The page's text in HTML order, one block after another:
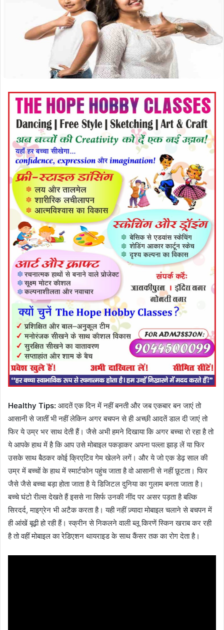
Healthy Tips: आदतें एक दिन में नहीं बनती और जब एकबार बन जाएं तो
आसानी से जातीं भी नहीं लेकिन अगर बचपन से ही अच्छी आदतें डाल दी जाएं तो
फिर ये उम्र भर साथ देती हैं। जैसे अभी हमने दिखाया कि अगर बच्चा रो रहा है तो
ये आपके हाथ में है कि आप उसे मोबाइल पकड़ाकर अपना पल्ला झाड़ लें या फिर
उसके साथ बैठकर कोई क्रिएटिव गेम खेलने लगें। और ये जो एक डेढ़ साल की
उम्र में बच्चों के हाथ में स्मार्टफोन पहुंच जाता है वो आसानी से नहीं छूटता। फिर
जैसे जैसे बच्चा बड़ा होता जाता है ये डिजिटल दुनिया का गुलाम बनता जाता है।
बच्चे घंटो रील्स देखते हैं इससे ना सिर्फ उनकी नींद पर असर पड़ता है बल्कि
सिरदर्द, माइग्रेन भी अटैक करता है। यही नहीं ज़्यादा मोबाइल चलाने से बचपन में
ही आंखें बूढ़ी हो रही हैं। स्क्रीन से निकलने वाली ब्लू किरणें स्किन खराब कर रही
है तो वहीं मोबाइल का रेडिएशन थायराइड के साथ कैंसर तक का रोग देता है।